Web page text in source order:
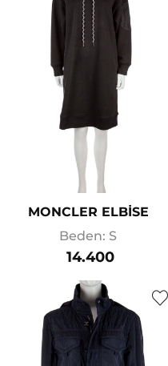
MONCLER ELBİSE
Beden: S
14.400